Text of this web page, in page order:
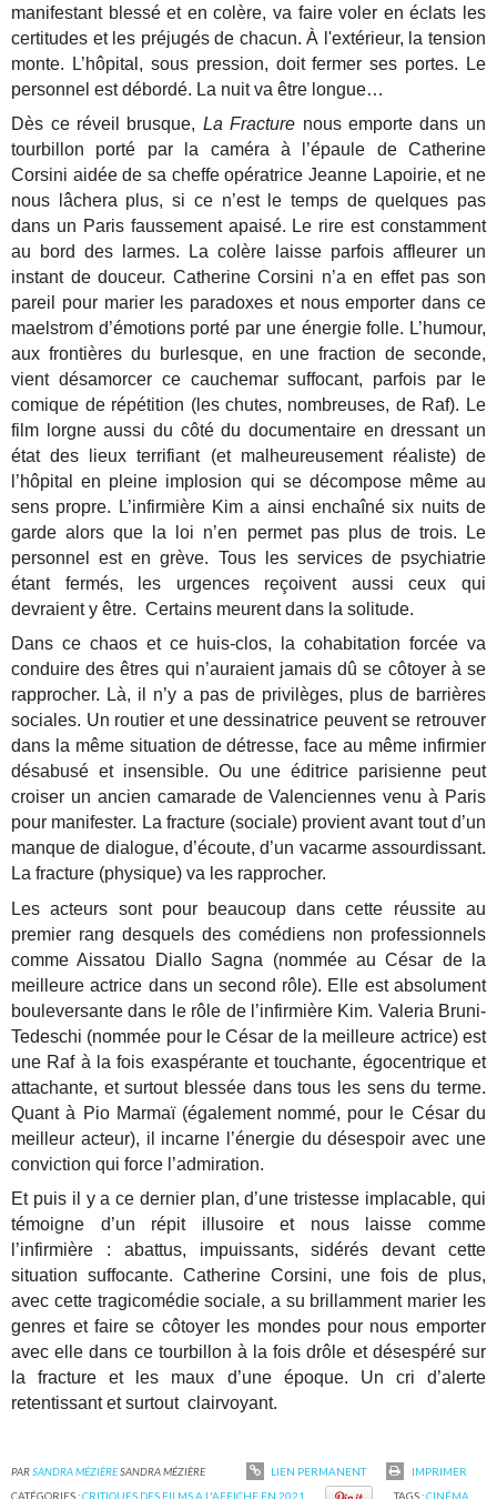
manifestant blessé et en colère, va faire voler en éclats les
certitudes et les préjugés de chacun. À l'extérieur, la tension
monte. L’hôpital, sous pression, doit fermer ses portes. Le
personnel est débordé. La nuit va être longue…
Dès ce réveil brusque, La Fracture nous emporte dans un
tourbillon porté par la caméra à l’épaule de Catherine
Corsini aidée de sa cheffe opératrice Jeanne Lapoirie, et ne
nous lâchera plus, si ce n’est le temps de quelques pas
dans un Paris faussement apaisé. Le rire est constamment
au bord des larmes. La colère laisse parfois affleurer un
instant de douceur. Catherine Corsini n’a en effet pas son
pareil pour marier les paradoxes et nous emporter dans ce
maelstrom d’émotions porté par une énergie folle. L’humour,
aux frontières du burlesque, en une fraction de seconde,
vient désamorcer ce cauchemar suffocant, parfois par le
comique de répétition (les chutes, nombreuses, de Raf). Le
film lorgne aussi du côté du documentaire en dressant un
état des lieux terrifiant (et malheureusement réaliste) de
l’hôpital en pleine implosion qui se décompose même au
sens propre. L’infirmière Kim a ainsi enchaîné six nuits de
garde alors que la loi n’en permet pas plus de trois. Le
personnel est en grève. Tous les services de psychiatrie
étant fermés, les urgences reçoivent aussi ceux qui
devraient y être. Certains meurent dans la solitude.
Dans ce chaos et ce huis-clos, la cohabitation forcée va
conduire des êtres qui n’auraient jamais dû se côtoyer à se
rapprocher. Là, il n’y a pas de privilèges, plus de barrières
sociales. Un routier et une dessinatrice peuvent se retrouver
dans la même situation de détresse, face au même infirmier
désabusé et insensible. Ou une éditrice parisienne peut
croiser un ancien camarade de Valenciennes venu à Paris
pour manifester. La fracture (sociale) provient avant tout d’un
manque de dialogue, d’écoute, d’un vacarme assourdissant.
La fracture (physique) va les rapprocher.
Les acteurs sont pour beaucoup dans cette réussite au
premier rang desquels des comédiens non professionnels
comme Aissatou Diallo Sagna (nommée au César de la
meilleure actrice dans un second rôle). Elle est absolument
bouleversante dans le rôle de l’infirmière Kim. Valeria Bruni-
Tedeschi (nommée pour le César de la meilleure actrice) est
une Raf à la fois exaspérante et touchante, égocentrique et
attachante, et surtout blessée dans tous les sens du terme.
Quant à Pio Marmaï (également nommé, pour le César du
meilleur acteur), il incarne l’énergie du désespoir avec une
conviction qui force l’admiration.
Et puis il y a ce dernier plan, d’une tristesse implacable, qui
témoigne d’un répit illusoire et nous laisse comme
l’infirmière : abattus, impuissants, sidérés devant cette
situation suffocante. Catherine Corsini, une fois de plus,
avec cette tragicomédie sociale, a su brillamment marier les
genres et faire se côtoyer les mondes pour nous emporter
avec elle dans ce tourbillon à la fois drôle et désespéré sur
la fracture et les maux d’une époque. Un cri d’alerte
retentissant et surtout clairvoyant.
PARSANDRA MÉZIÈRESANDRA MÉZIÈRE LIEN PERMANENT
IMPRIMER
CATÉGORIES :CRITIQUES DES FILMS A L'AFFICHE EN 2021 TAGS :CINÉMA